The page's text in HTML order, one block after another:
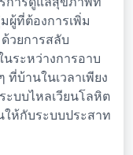
ผู้ที่ต้องการเพิ่ม
วยการสลับ
ระหว่างการอาบ
ที่บ้านในเวลาเพียง
ะบบไหลเวียนโลหิต
ห้กับระบบประสาท